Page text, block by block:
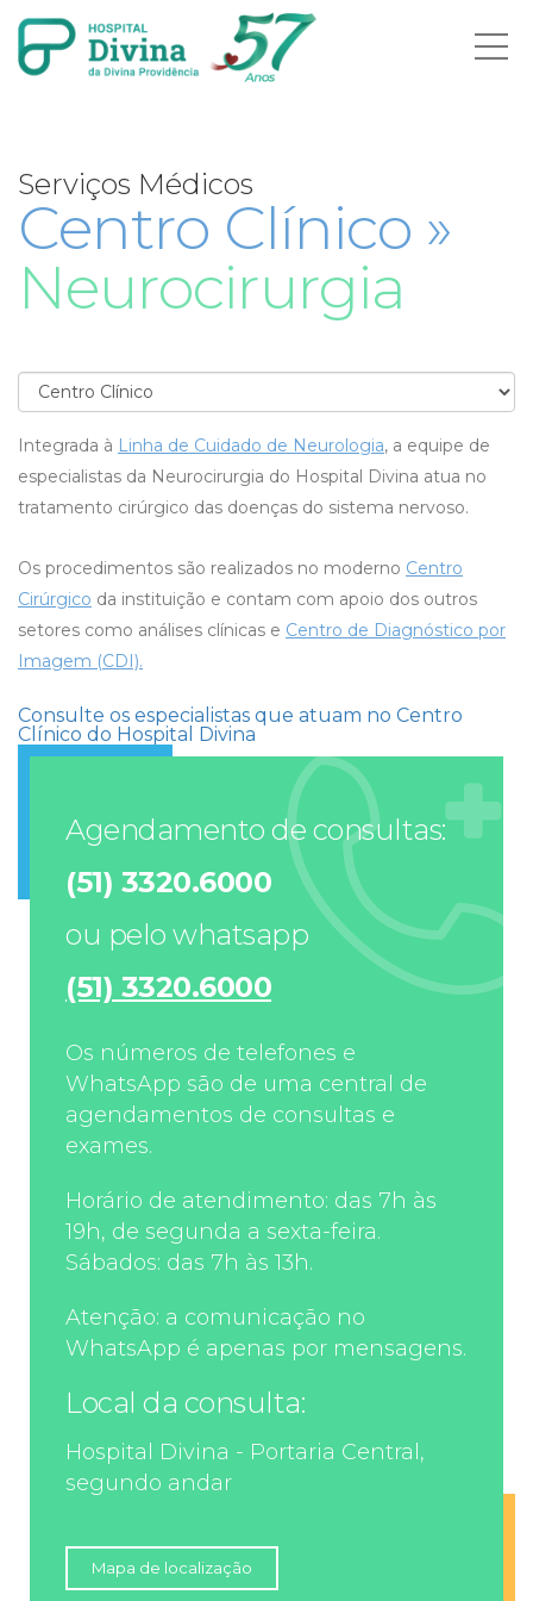
Serviços Médicos
Centro Clínico »
Neurocirurgia
Integrada à Linha de Cuidado de Neurologia, a equipe de
especialistas da Neurocirurgia do Hospital Divina atua no
tratamento cirúrgico das doenças do sistema nervoso.
Os procedimentos são realizados no moderno Centro
Cirúrgico da instituição e contam com apoio dos outros
setores como análises clínicas e Centro de Diagnóstico por
Imagem (CDI).
Consulte os especialistas que atuam no Centro
Clínico do Hospital Divina
Agendamento de consultas:
(51) 3320.6000
ou pelo whatsapp
(51) 3320.6000
Os números de telefones e
WhatsApp são de uma central de
agendamentos de consultas e
exames.
Horário de atendimento: das 7h às
19h, de segunda a sexta-feira.
Sábados: das 7h às 13h.
Atenção: a comunicação no
WhatsApp é apenas por mensagens.
Local da consulta:
Hospital Divina - Portaria Central,
segundo andar
Mapa de localização